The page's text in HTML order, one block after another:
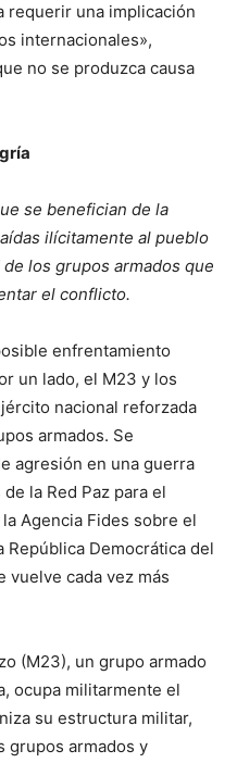
requerir una implicación
internacionales»,
no se produzca causa
se benefician de la
ilícitamente al pueblo
los grupos armados que
el conflicto.
enfrentamiento
un lado, el M23 y los
nacional reforzada
armados. Se
agresión en una guerra
la Red Paz para el
Agencia Fides sobre el
Democrática del
vuelve cada vez más
(M23), un grupo armado
ocupa militarmente el
su estructura militar,
grupos armados y